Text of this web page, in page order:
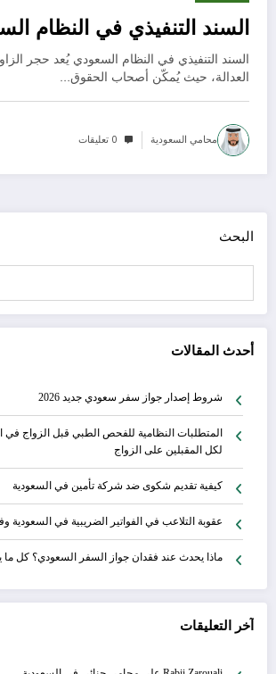
السند التنفيذي في النظام
السند التنفيذي في النظام السعودي يُعد حجر
العدالة، حيث يُمكّن أصحاب الحقوق…
محامي السعودية 0 تعليقات
البحث
أحدث المقالات
شروط إصدار جواز سفر سعودي جديد 2026
المتطلبات النظامية للفحص الطبي قبل الزواج في
لكل المقبلين على الزواج
كيفية تقديم شكوى ضد شركة تأمين في السعودية
عقوبة التلاعب في الفواتير الضريبية في السعودية
ماذا يحدث عند فقدان جواز السفر السعودي؟ كل
آخر التعليقات